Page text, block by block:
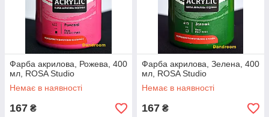
Фарба акрилова, Рожева, 400
мл, ROSA Studio
Немає в наявності
167 ₴
Фарба акрилова, Зелена, 400
мл, ROSA Studio
Немає в наявності
167 ₴